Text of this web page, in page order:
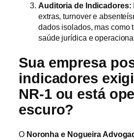
Auditoria de Indicadores:
extras, turnover e
dados isolados, mas como
saúde jurídica e
Sua empresa
indicadores
NR-1 ou está
escuro?
O Noronha e Nogueira